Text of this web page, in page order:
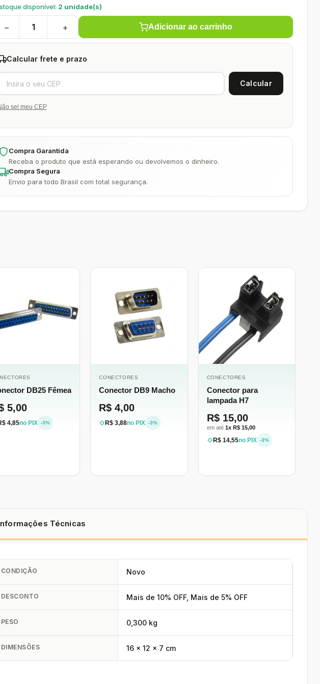
disponível: 2 unidade(s)
− + Adicionar ao carrinho
Calcular frete e prazo
sei meu CEP
Compra Garantida
Receba o produto que está esperando ou devolvemos o dinheiro.
Compra Segura
Envio para todo Brasil com total segurança.
DB25 Fêmea
5,00
4,85no PIX -3%
CONECTORES
Conector DB9 Macho
R$ 4,00
R$ 3,88no PIX -3%
CONECTORES
Conector para
lampada H7
R$ 15,00
em até 1x R$ 15,00
R$ 14,55no PIX -3%
Técnicas
CONDIÇÃO Novo
DESCONTO Mais de 10% OFF, Mais de 5% OFF
PESO 0,300 kg
DIMENSÕES 16 × 12 × 7 cm